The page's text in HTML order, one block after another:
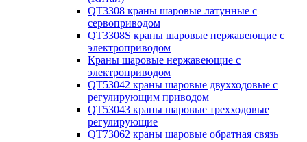
QT3308 краны шаровые латунные с
сервоприводом
QT3308S краны шаровые нержавеющие с
электроприводом
Краны шаровые нержавеющие с
электроприводом
QT53042 краны шаровые двухходовые с
регулирующим приводом
QT53043 краны шаровые трехходовые
регулирующие
QT73062 краны шаровые обратная связь